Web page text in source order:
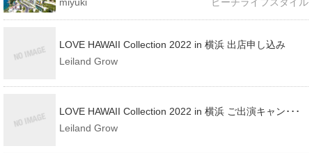
LOVE HAWAII Collection 2022 in 横浜 出店申し込み
Leiland Grow
LOVE HAWAII Collection 2022 in 横浜 ご出演キャン･･･
Leiland Grow